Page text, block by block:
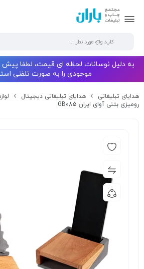
به دلیل نوسانات لحظه ای قیمت، لطفا
موجودی را به صورت تلفنی
هدایای تبلیغاتی هدایای تبلیغاتی دیجیتال
رومیزی بتنی آوای ایران GB085